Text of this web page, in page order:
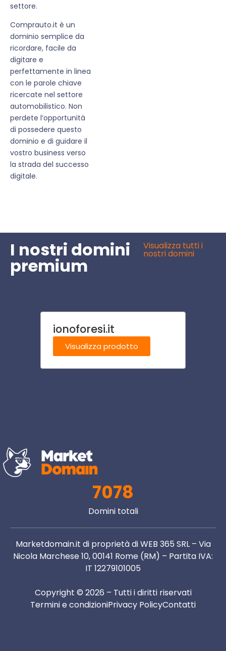
settore.
Comprauto.it è un
dominio semplice da
ricordare, facile da
digitare e
perfettamente in linea
con le parole chiave
ricercate nel settore
automobilistico. Non
perdete l’opportunità
di possedere questo
dominio e di guidare il
vostro business verso
la strada del successo
digitale.
I nostri domini
premium
Visualizza tutti i
nostri domini
ionoforesi.it
Visualizza prodotto
7078
Domini totali
Marketdomain.it di proprietà di WEB 365 SRL – Via
Nicola Marchese 10, 00141 Rome (RM) – Partita IVA:
IT 12279101005
Copyright © 2026 – Tutti i diritti riservati
Termini e condizioniPrivacy PolicyContatti